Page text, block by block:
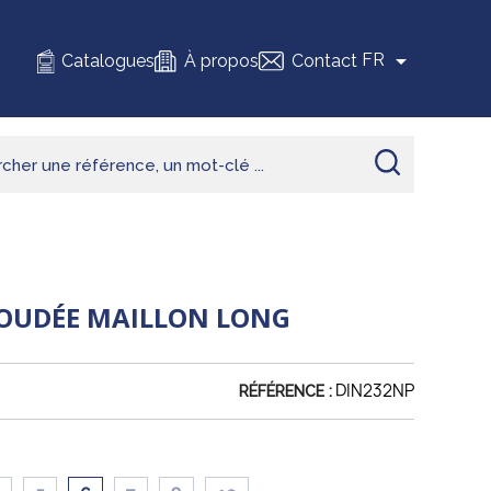
Catalogues À propos Contact FR 
MAILLON LONG
RÉFÉRENCE : DIN232NP